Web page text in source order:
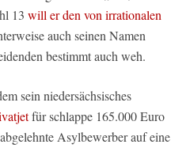
13 will er den von irrationalen
auch seinen Namen
bestimmt auch weh.
sein niedersächsisches
für schlappe 165.000 Euro
Asylbewerber auf eine